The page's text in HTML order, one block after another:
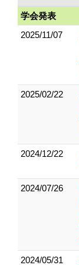
学会発表
2025/11/07
2025/02/22
2024/12/22
2024/07/26
2024/05/31